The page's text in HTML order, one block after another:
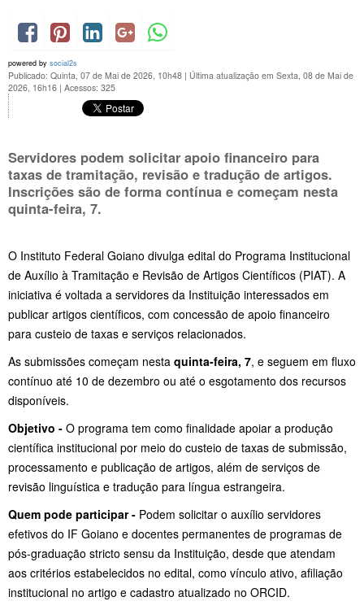
powered by social2s
Publicado: Quinta, 07 de Mai de 2026, 10h48 | Última atualização em Sexta, 08 de Mai de
2026, 16h16 | Acessos: 325
Servidores podem solicitar apoio financeiro para
taxas de tramitação, revisão e tradução de artigos.
Inscrições são de forma contínua e começam nesta
quinta-feira, 7.
O Instituto Federal Goiano divulga edital do Programa Institucional
de Auxílio à Tramitação e Revisão de Artigos Científicos (PIAT). A
iniciativa é voltada a servidores da Instituição interessados em
publicar artigos científicos, com concessão de apoio financeiro
para custeio de taxas e serviços relacionados.
As submissões começam nesta quinta-feira, 7, e seguem em fluxo
contínuo até 10 de dezembro ou até o esgotamento dos recursos
disponíveis.
Objetivo - O programa tem como finalidade apoiar a produção
científica institucional por meio do custeio de taxas de submissão,
processamento e publicação de artigos, além de serviços de
revisão linguística e tradução para língua estrangeira.
Quem pode participar - Podem solicitar o auxílio servidores
efetivos do IF Goiano e docentes permanentes de programas de
pós-graduação stricto sensu da Instituição, desde que atendam
aos critérios estabelecidos no edital, como vínculo ativo, afiliação
institucional no artigo e cadastro atualizado no ORCID.